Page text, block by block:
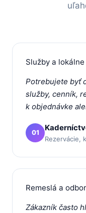
Služby a
Potrebujete byť
služby, cenník,
k objednávke
01
Rezervácie,
Remeslá a
Zákazník často